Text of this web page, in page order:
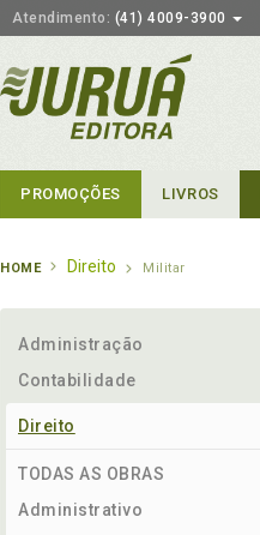
Atendimento: (41) 4009-3900
PROMOÇÕES LIVROS
HOME Direito Militar
Administração
Contabilidade
Direito
TODAS AS OBRAS
Administrativo